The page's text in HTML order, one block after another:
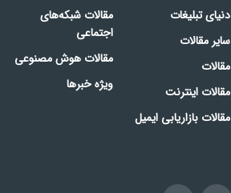
دنیای تبلیغات
سایر مقالات
مقالات
مقالات اینترنت
مقالات بازاریابی ایمیل
مقالات شبکه‌های
اجتماعی
مقالات هوش مصنوعی
ویژه خبرها